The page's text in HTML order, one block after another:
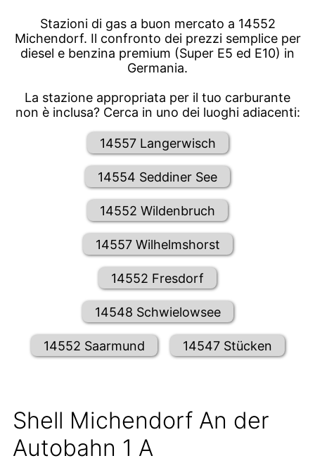
Stazioni di gas a buon mercato a 14552
Michendorf. Il confronto dei prezzi semplice per
diesel e benzina premium (Super E5 ed E10) in
Germania.
La stazione appropriata per il tuo carburante
non è inclusa? Cerca in uno dei luoghi adiacenti:
14557 Langerwisch
14554 Seddiner See
14552 Wildenbruch
14557 Wilhelmshorst
14552 Fresdorf
14548 Schwielowsee
14552 Saarmund 14547 Stücken
Shell Michendorf An der
Autobahn 1 A